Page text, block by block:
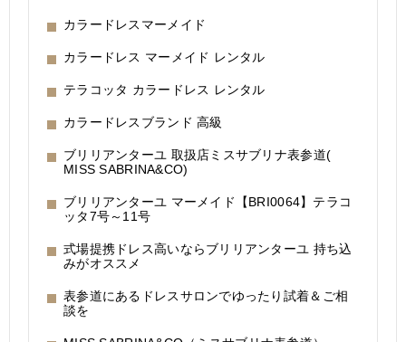
カラードレスマーメイド
カラードレス マーメイド レンタル
テラコッタ カラードレス レンタル
カラードレスブランド 高級
ブリリアンターユ 取扱店ミスサブリナ表参道(
MISS SABRINA&CO)
ブリリアンターユ マーメイド【BRI0064】テラコ
ッタ7号～11号
式場提携ドレス高いならブリリアンターユ 持ち込
みがオススメ
表参道にあるドレスサロンでゆったり試着＆ご相
談を